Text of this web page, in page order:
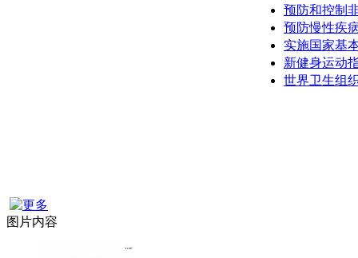
预防和控制
预防慢性疾
实施国家基
新健身运动
世界卫生组
图片内容